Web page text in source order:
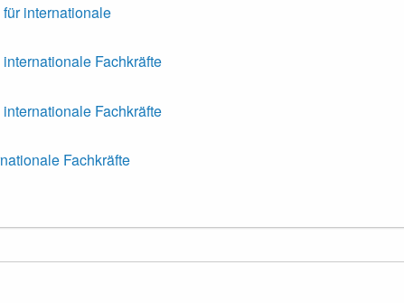
internationale
Fachkräfte
Fachkräfte
Fachkräfte